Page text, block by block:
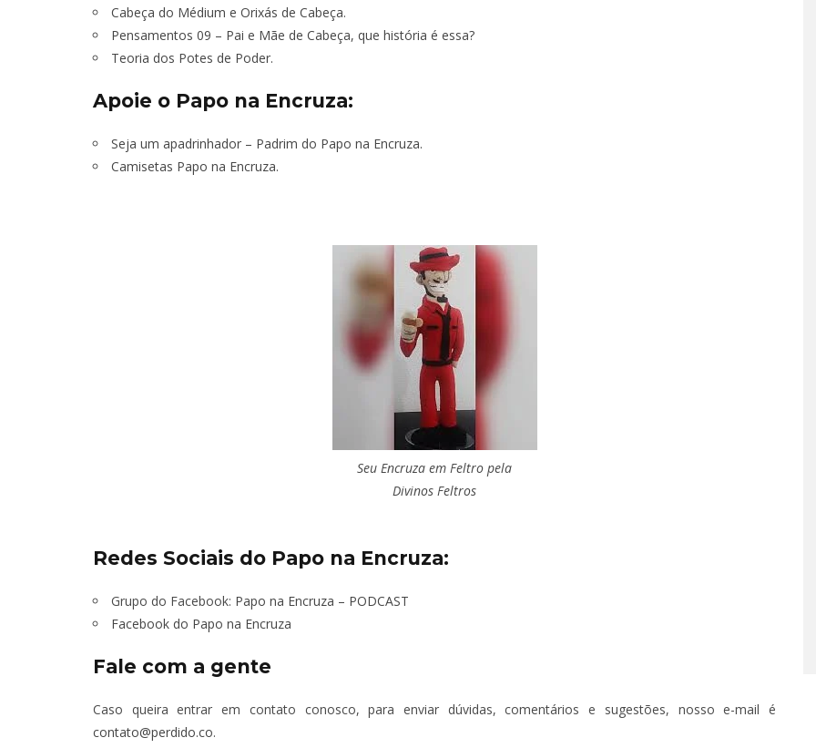
Cabeça do Médium e Orixás de Cabeça.
Pensamentos 09 – Pai e Mãe de Cabeça, que história é essa?
Teoria dos Potes de Poder.
Apoie o Papo na Encruza:
Seja um apadrinhador – Padrim do Papo na Encruza.
Camisetas Papo na Encruza.
Seu Encruza em Feltro pela
Divinos Feltros
Redes Sociais do Papo na Encruza:
Grupo do Facebook: Papo na Encruza – PODCAST
Facebook do Papo na Encruza
Fale com a gente
Caso queira entrar em contato conosco, para enviar dúvidas, comentários e sugestões, nosso e-mail é
contato@perdido.co.
TÁ PERDIDO? – EPISÓDIO 66
OUTUBRO 14, 2022